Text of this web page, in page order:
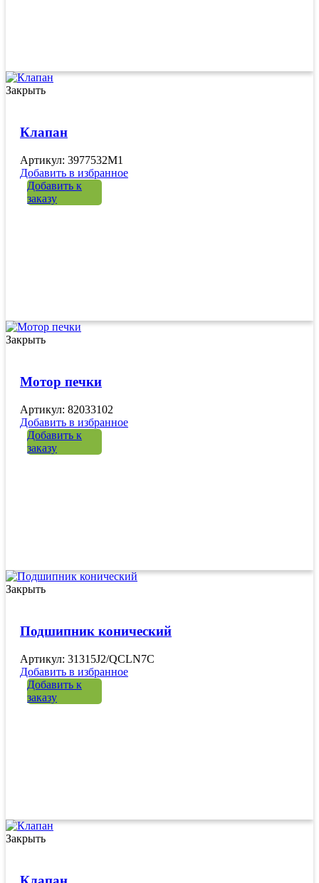
Закрыть
Клапан
Артикул: 3977532M1
Добавить в избранное
Добавить к
заказу
Закрыть
Мотор печки
Артикул: 82033102
Добавить в избранное
Добавить к
заказу
Закрыть
Подшипник конический
Артикул: 31315J2/QCLN7C
Добавить в избранное
Добавить к
заказу
Закрыть